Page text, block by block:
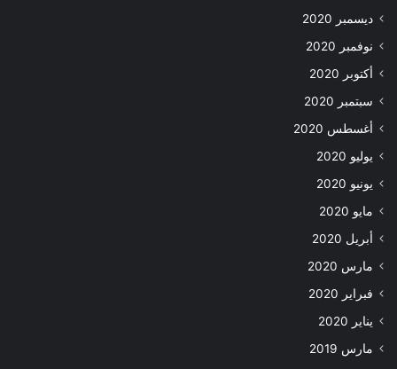
ديسمبر 2020
نوفمبر 2020
أكتوبر 2020
سبتمبر 2020
أغسطس 2020
يوليو 2020
يونيو 2020
مايو 2020
أبريل 2020
مارس 2020
فبراير 2020
يناير 2020
مارس 2019